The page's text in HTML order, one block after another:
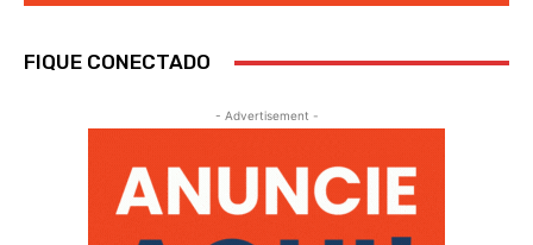
FIQUE CONECTADO
- Advertisement -